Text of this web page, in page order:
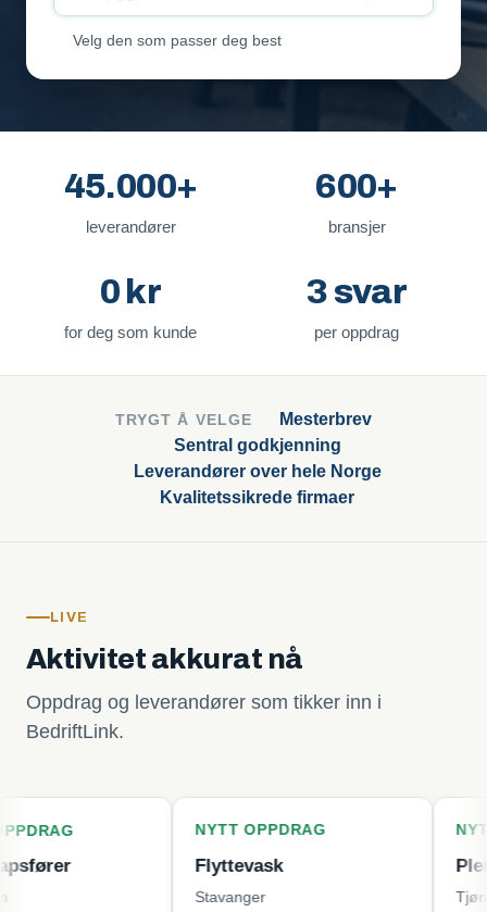
Velg den som passer deg best
45.000+
leverandører
600+
bransjer
0 kr
for deg som kunde
3 svar
per oppdrag
TRYGT Å VELGE
Mesterbrev
Sentral godkjenning
Leverandører over hele Norge
Kvalitetssikrede firmaer
LIVE
Aktivitet akkurat nå
Oppdrag og leverandører som tikker inn i
BedriftLink.
NYTT OPPDRAG
Flyttevask
NYTT